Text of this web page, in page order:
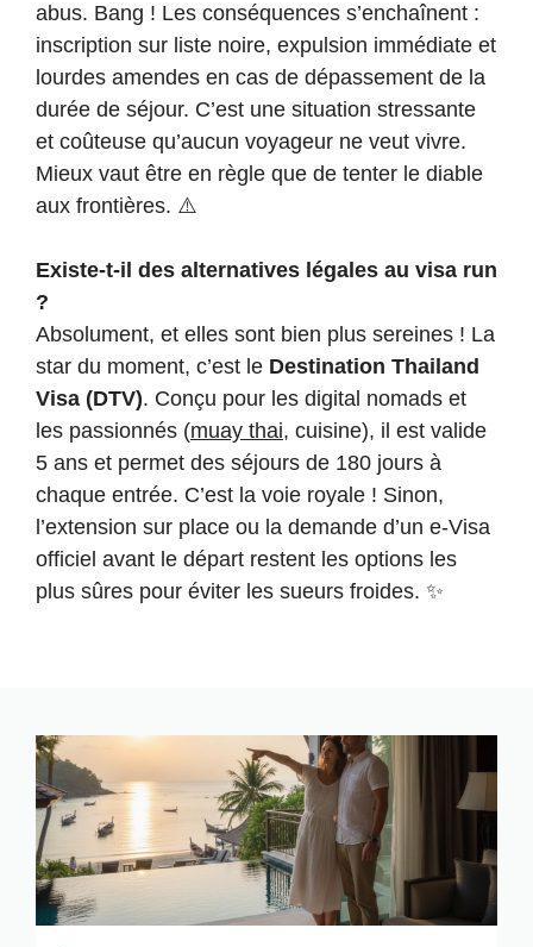
abus. Bang ! Les conséquences s’enchaînent :
inscription sur liste noire, expulsion immédiate et
lourdes amendes en cas de dépassement de la
durée de séjour. C’est une situation stressante
et coûteuse qu’aucun voyageur ne veut vivre.
Mieux vaut être en règle que de tenter le diable
aux frontières. ⚠️
Existe-t-il des alternatives légales au visa run
?
Absolument, et elles sont bien plus sereines ! La
star du moment, c’est le Destination Thailand
Visa (DTV). Conçu pour les digital nomads et
les passionnés (muay thai, cuisine), il est valide
5 ans et permet des séjours de 180 jours à
chaque entrée. C’est la voie royale ! Sinon,
l’extension sur place ou la demande d’un e-Visa
officiel avant le départ restent les options les
plus sûres pour éviter les sueurs froides. ✨